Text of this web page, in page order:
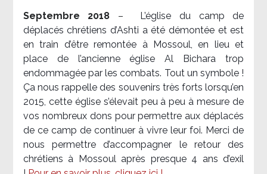
Septembre 2018 –
L’église du camp de
déplacés chrétiens d’Ashti a été démontée et est
en train d’être remontée à Mossoul, en lieu et
place de l’ancienne église Al Bichara trop
endommagée par les combats. Tout un symbole !
Ça nous rappelle des souvenirs très forts lorsqu’en
2015, cette église s’élevait peu à peu à mesure de
vos nombreux dons pour permettre aux déplacés
de ce camp de continuer à vivre leur foi. Merci de
nous permettre d’accompagner le retour des
chrétiens à Mossoul après presque 4 ans d’exil